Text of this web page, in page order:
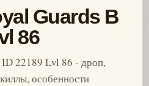
Guards B
86
22189 Lvl 86 - дроп,
особенности